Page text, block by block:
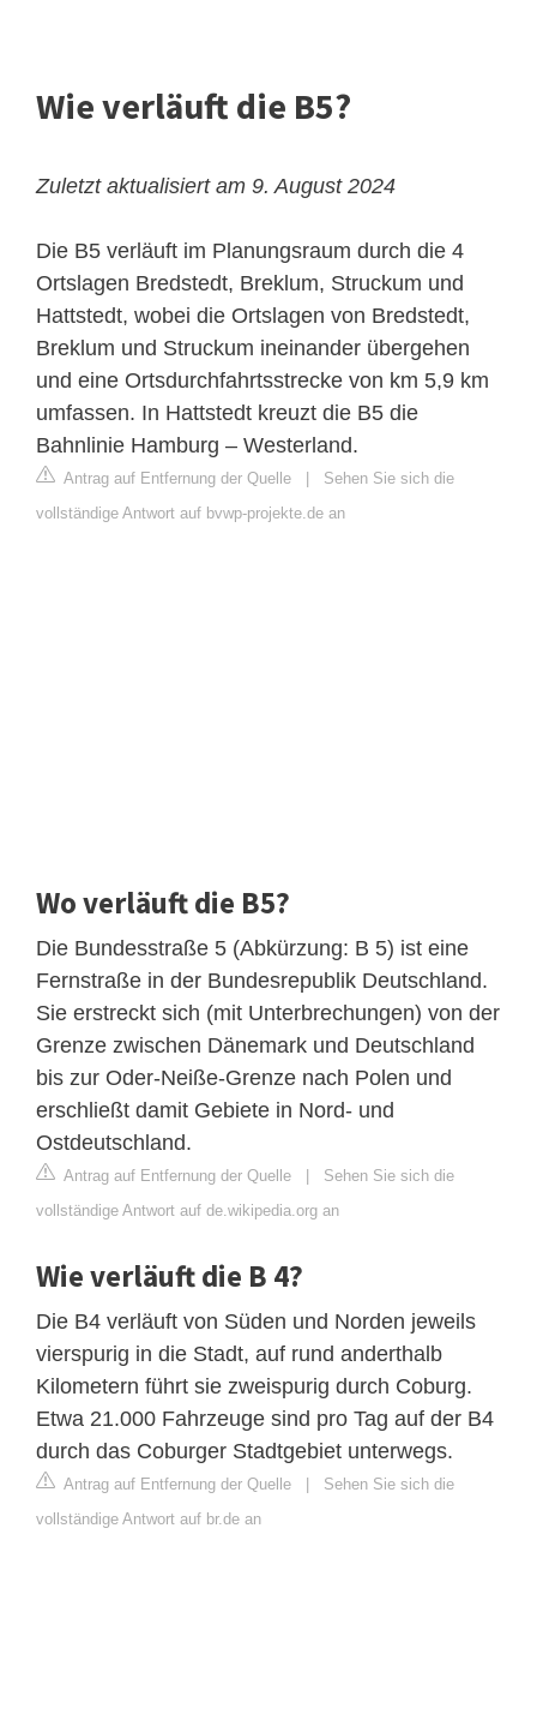
Wie verläuft die B5?
Zuletzt aktualisiert am 9. August 2024
Die B5 verläuft im Planungsraum durch die 4
Ortslagen Bredstedt, Breklum, Struckum und
Hattstedt, wobei die Ortslagen von Bredstedt,
Breklum und Struckum ineinander übergehen
und eine Ortsdurchfahrtsstrecke von km 5,9 km
umfassen. In Hattstedt kreuzt die B5 die
Bahnlinie Hamburg – Westerland.
Antrag auf Entfernung der Quelle
Sehen Sie sich die
vollständige Antwort auf bvwp-projekte.de an
Wo verläuft die B5?
Die Bundesstraße 5 (Abkürzung: B 5) ist eine
Fernstraße in der Bundesrepublik Deutschland.
Sie erstreckt sich (mit Unterbrechungen) von der
Grenze zwischen Dänemark und Deutschland
bis zur Oder-Neiße-Grenze nach Polen und
erschließt damit Gebiete in Nord- und
Ostdeutschland.
Antrag auf Entfernung der Quelle
Sehen Sie sich die
vollständige Antwort auf de.wikipedia.org an
Wie verläuft die B 4?
Die B4 verläuft von Süden und Norden jeweils
vierspurig in die Stadt, auf rund anderthalb
Kilometern führt sie zweispurig durch Coburg.
Etwa 21.000 Fahrzeuge sind pro Tag auf der B4
durch das Coburger Stadtgebiet unterwegs.
Antrag auf Entfernung der Quelle
Sehen Sie sich die
vollständige Antwort auf br.de an